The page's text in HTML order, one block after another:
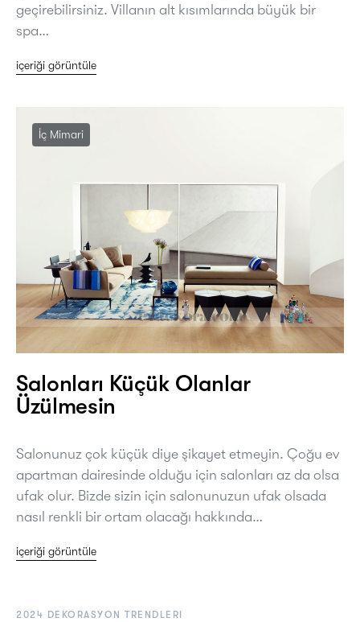
geçirebilirsiniz. Villanın alt kısımlarında büyük bir
spa…
içeriği görüntüle
İç Mimari
Salonları Küçük Olanlar
Üzülmesin
Salonunuz çok küçük diye şikayet etmeyin. Çoğu ev
apartman dairesinde olduğu için salonları az da olsa
ufak olur. Bizde sizin için salonunuzun ufak olsada
nasıl renkli bir ortam olacağı hakkında…
içeriği görüntüle
2024 DEKORASYON TRENDLERI